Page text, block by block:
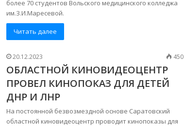
более 70 студентов Вольского медицинского колледжа
им.З.И.Маресевой.
Читать далее
20.12.2023 450
ОБЛАСТНОЙ КИНОВИДЕОЦЕНТР
ПРОВЕЛ КИНОПОКАЗ ДЛЯ ДЕТЕЙ
ДНР И ЛНР
На постоянной безвозмездной основе Саратовский
областной киновидеоцентр проводит кинопоказы для